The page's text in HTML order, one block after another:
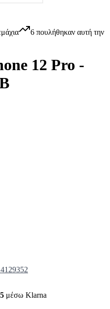
6 πουλήθηκαν αυτή την
12 Pro -
μέσω Klarna